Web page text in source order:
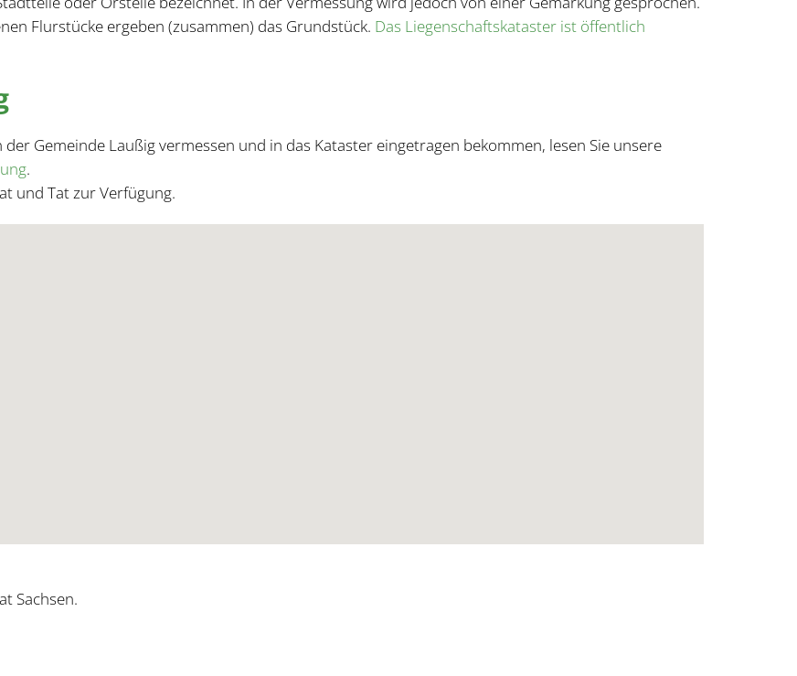
Flurstücke ergeben (zusammen) das Grundstück. Das Liegenschaftskataster ist öffentlich
Gemeinde Laußig vermessen und in das Kataster eingetragen bekommen, lesen Sie unsere
.
und Tat zur Verfügung.
Sachsen.